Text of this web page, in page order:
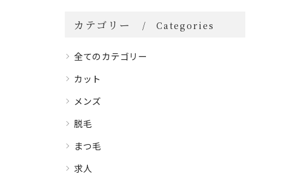
カテゴリー Categories
全てのカテゴリー
カット
メンズ
脱毛
まつ毛
求人